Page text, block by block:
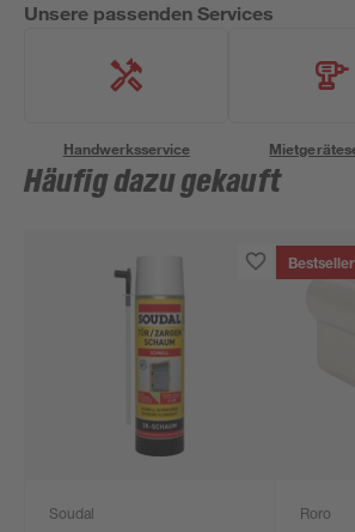
Unsere passenden Services
Handwerksservice
Häufig dazu gekauft
Soudal
Bestseller
Roro